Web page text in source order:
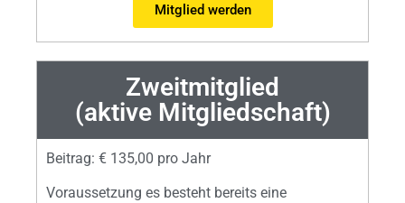
Mitglied werden
Zweitmitglied
(aktive Mitgliedschaft)
Beitrag: € 135,00 pro Jahr
Voraussetzung es besteht bereits eine